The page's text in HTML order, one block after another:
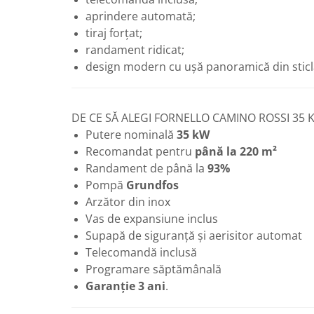
Baterii sanitare
Filtre apa potabila
Sifoane si rigole
aprindere automată;
tiraj forțat;
randament ridicat;
design modern cu ușă panoramică din
DE CE SĂ ALEGI FORNELLO CAMINO ROSSI 35
Putere nominală 35 kW
Recomandat pentru până la 220 m²
Randament de până la 93%
Pompă Grundfos
Arzător din inox
Vas de expansiune inclus
Supapă de siguranță și aerisitor automat
Telecomandă inclusă
Programare săptămânală
Garanție 3 ani.